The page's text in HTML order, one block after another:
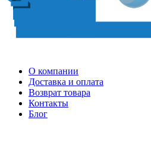
О компании
Доставка и оплата
Возврат товара
Контакты
Блог